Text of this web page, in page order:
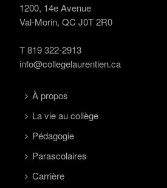
1200, 14e Avenue
Val-Morin, QC J0T 2R0
T819 322-2913
info@collegelaurentien.ca
À propos
La vie au collège
Pédagogie
Parascolaires
Carrière